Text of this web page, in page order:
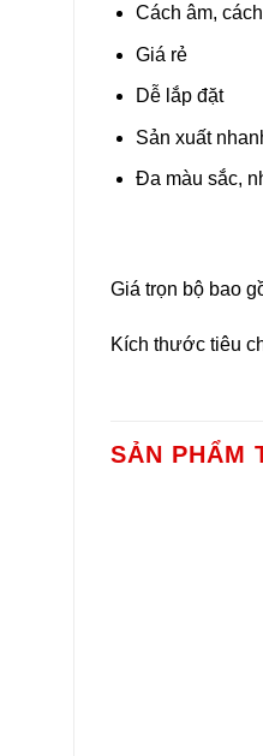
Cách âm,
Giá rẻ
Dễ lắp đặt
Sản xuất
Đa màu sắc,
Giá trọn bộ bao
Kích thước tiêu
SẢN PHẨM